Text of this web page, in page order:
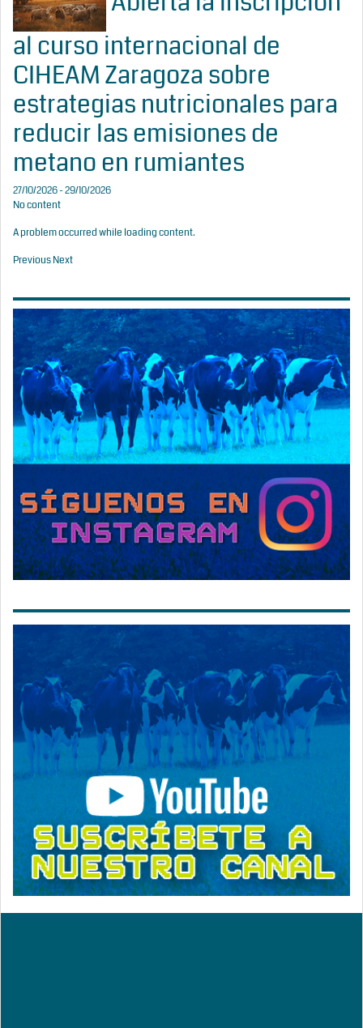
al curso internacional de
CIHEAM Zaragoza sobre
estrategias nutricionales para
reducir las emisiones de
metano en rumiantes
27/10/2026 - 29/10/2026
No content
A problem occurred while loading content.
PreviousNext